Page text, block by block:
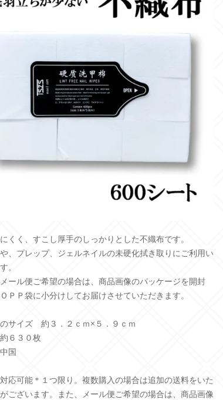
くく、すこし厚手のしっかりとした不織布です。
、プレップ、ジェルネイルの未硬化拭き取りにご利用い
。
ール便ご希望の場合は、商品画像のパッケージを開封
ＰＰ袋に小分けしてお届けさせていただきます。
サイズ 約３．２ｃｍ×５．９ｃｍ
６３０枚
国
応可能＊１つ限り。複数購入の場合は追加の送料をいた
ございます。また、メール便ご希望の場合は、商品画像